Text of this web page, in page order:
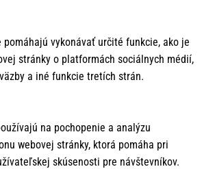
pomáhajú vykonávať určité funkcie, ako je
stránky o platformách sociálnych médií,
a iné funkcie tretích strán.
na pochopenie a analýzu
webovej stránky, ktorá pomáha pri
skúsenosti pre návštevníkov.